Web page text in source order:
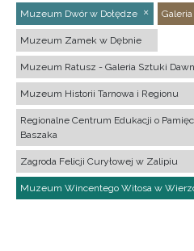
Muzeum Dwór w Dołędze Galeria
Muzeum Zamek w Dębnie
Muzeum Ratusz - Galeria Sztuki
Muzeum Historii Tarnowa i Regionu
Regionalne Centrum Edukacji o
Baszaka
Zagroda Felicji Curyłowej w Zalipiu
Muzeum Wincentego Witosa w